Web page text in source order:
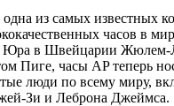
из самых известных
часов в
Юра в Швейцарии
Пиге, часы AP теперь
люди по всему миру,
Зи и Леброна Джеймса.